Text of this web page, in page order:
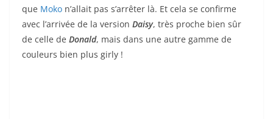
que Moko n’allait pas s’arrêter là. Et cela se confirme
avec l’arrivée de la version Daisy, très proche bien sûr
de celle de Donald, mais dans une autre gamme de
couleurs bien plus girly !